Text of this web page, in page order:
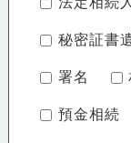
秘密証書
署名
預金相続